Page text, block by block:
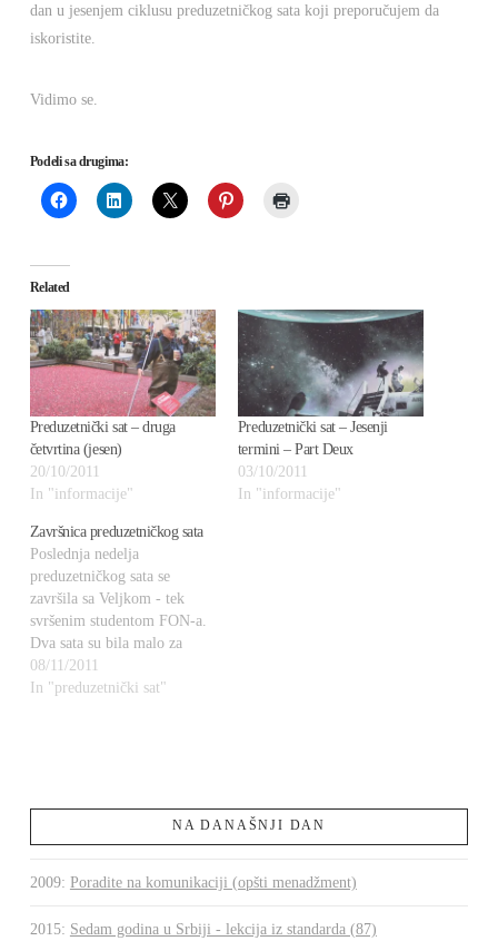
dan u jesenjem ciklusu preduzetničkog sata koji preporučujem da
iskoristite.
Vidimo se.
Podeli sa drugima:
Related
Preduzetnički sat – druga
četvrtina (jesen)
20/10/2011
In "informacije"
Preduzetnički sat – Jesenji
termini – Part Deux
03/10/2011
In "informacije"
Završnica preduzetničkog sata
Poslednja nedelja
preduzetničkog sata se
završila sa Veljkom - tek
svršenim studentom FON-a.
Dva sata su bila malo za
priču koja se razvila. Obojica
smo imali svoje stavove. I
08/11/2011
In "preduzetnički sat"
NA DANAŠNJI DAN
2009: Poradite na komunikaciji (opšti menadžment)
2015: Sedam godina u Srbiji - lekcija iz standarda (87)